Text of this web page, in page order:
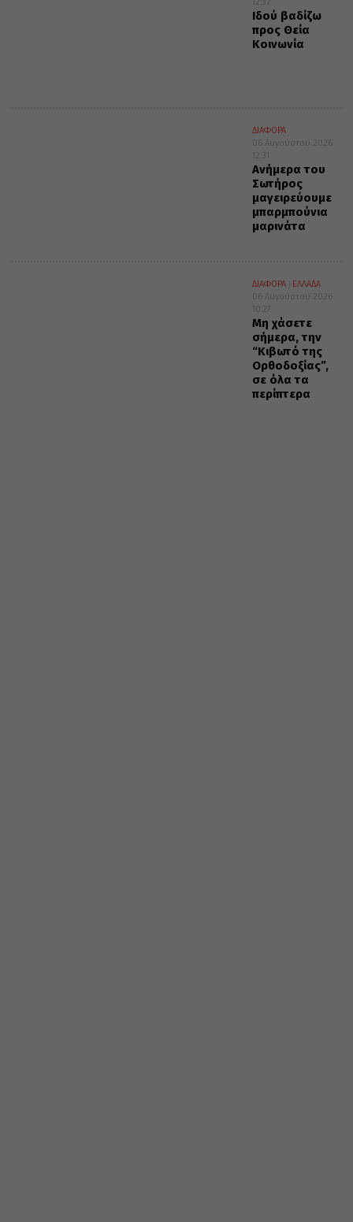
Ιδού βαδίζω
προς Θεία
Κοινωνία
ΔΙΑΦΟΡΑ
06 Αυγούστου 2026
12:31
Ανήμερα του
Σωτήρος
μαγειρεύουμε
μπαρμπούνια
μαρινάτα
ΔΙΑΦΟΡΑ
ΕΛΛΑΔΑ
06 Αυγούστου 2026
10:27
Μη χάσετε
σήμερα, την
“Κιβωτό της
Ορθοδοξίας”,
σε όλα τα
περίπτερα